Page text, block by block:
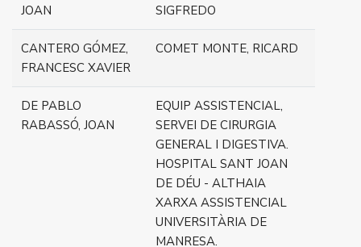
JOAN
SIGFREDO
CANTERO GÓMEZ,
FRANCESC XAVIER
COMET MONTE, RICARD
DE PABLO
RABASSÓ, JOAN
EQUIP ASSISTENCIAL,
SERVEI DE CIRURGIA
GENERAL I DIGESTIVA.
HOSPITAL SANT JOAN
DE DÉU - ALTHAIA
XARXA ASSISTENCIAL
UNIVERSITÀRIA DE
MANRESA.